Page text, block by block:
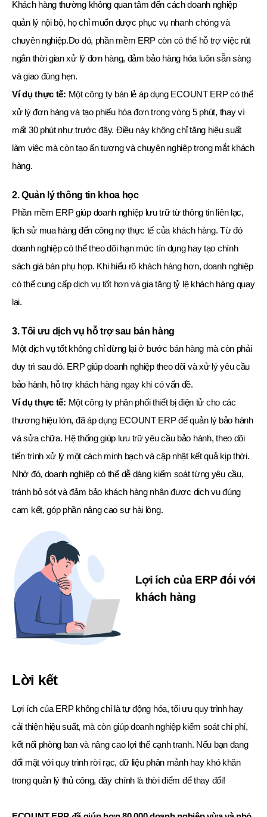
Khách hàng thường không quan tâm đến cách doanh nghiệp
quản lý nội bộ, họ chỉ muốn được phục vụ nhanh chóng và
chuyên nghiệp.Do dó, phần mềm ERP còn có thể hỗ trợ việc rút
ngắn thời gian xử lý đơn hàng, đảm bảo hàng hóa luôn sẵn sàng
và giao đúng hẹn.
Ví dụ thực tế: Một công ty bán lẻ áp dụng ECOUNT ERP có thể
xử lý đơn hàng và tạo phiếu hóa đơn trong vòng 5 phút, thay vì
mất 30 phút như trước đây. Điều này không chỉ tăng hiệu suất
làm việc mà còn tạo ấn tượng và chuyên nghiệp trong mắt khách
hàng.
2. Quản lý thông tin khoa học
Phần mềm ERP giúp doanh nghiệp lưu trữ từ thông tin liên lạc,
lịch sử mua hàng đến công nợ thực tế của khách hàng. Từ đó
doanh nghiệp có thể theo dõi hạn mức tín dụng hay tạo chính
sách giá bán phụ hợp. Khi hiểu rõ khách hàng hơn, doanh nghiệp
có thể cung cấp dịch vụ tốt hơn và gia tăng tỷ lệ khách hàng quay
lại.
3. Tối ưu dịch vụ hỗ trợ sau bán hàng
Một dịch vụ tốt không chỉ dừng lại ở bước bán hàng mà còn phải
duy trì sau đó. ERP giúp doanh nghiệp theo dõi và xử lý yêu cầu
bảo hành, hỗ trợ khách hàng ngay khi có vấn đề.
Ví dụ thực tế: Một công ty phân phối thiết bị điện tử cho các
thương hiệu lớn, đã áp dụng ECOUNT ERP để quản lý bảo hành
và sửa chữa. Hệ thống giúp lưu trữ yêu cầu bảo hành, theo dõi
tiến trình xử lý một cách minh bạch và cập nhật kết quả kịp thời.
Nhờ đó, doanh nghiệp có thể dễ dàng kiểm soát từng yêu cầu,
tránh bỏ sót và đảm bảo khách hàng nhận được dịch vụ đúng
cam kết, góp phần nâng cao sự hài lòng.
Lời kết
Lợi ích của ERP không chỉ là tự động hóa, tối ưu quy trình hay
cải thiện hiệu suất, mà còn giúp doanh nghiệp kiểm soát chi phí,
kết nối phòng ban và nâng cao lợi thế cạnh tranh. Nếu bạn đang
đối mặt với quy trình rời rạc, dữ liệu phân mảnh hay khó khăn
trong quản lý thủ công, đây chính là thời điểm để thay đổi!